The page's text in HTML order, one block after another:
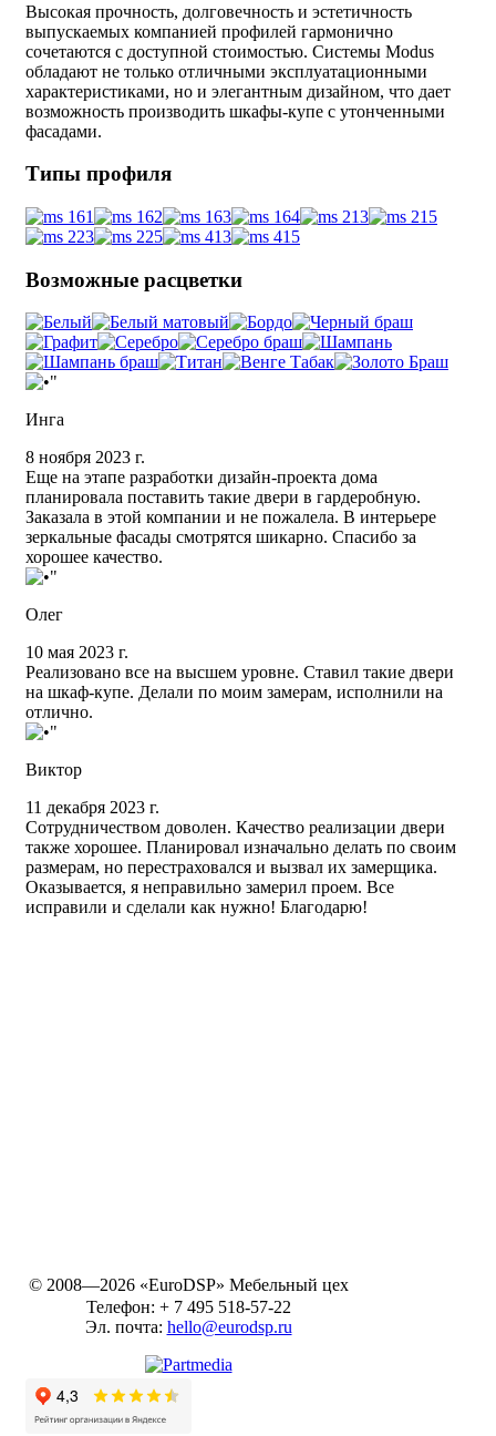
Высокая прочность, долговечность и эстетичность
выпускаемых компанией профилей гармонично
сочетаются с доступной стоимостью. Системы Modus
обладают не только отличными эксплуатационными
характеристиками, но и элегантным дизайном, что дает
возможность производить шкафы-купе с утонченными
фасадами.
Типы профиля
Возможные расцветки
Инга
8 ноября 2023 г.
Еще на этапе разработки дизайн-проекта дома
планировала поставить такие двери в гардеробную.
Заказала в этой компании и не пожалела. В интерьере
зеркальные фасады смотрятся шикарно. Спасибо за
хорошее качество.
Олег
10 мая 2023 г.
Реализовано все на высшем уровне. Ставил такие двери
на шкаф-купе. Делали по моим замерам, исполнили на
отлично.
Виктор
11 декабря 2023 г.
Сотрудничеством доволен. Качество реализации двери
также хорошее. Планировал изначально делать по своим
размерам, но перестраховался и вызвал их замерщика.
Оказывается, я неправильно замерил проем. Все
исправили и сделали как нужно! Благодарю!
© 2008—2026 «EuroDSP» Мебельный цех
Телефон: + 7 495 518-57-22
Эл. почта: hello@eurodsp.ru